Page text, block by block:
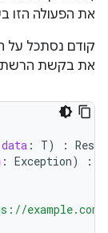
את הפעולה הזו
קודם נסתכל על
את בקשת
data : T) :
: Exception) :